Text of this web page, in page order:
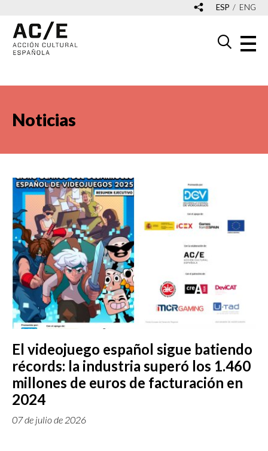
ESP ENG
Noticias
El videojuego español sigue batiendo
récords: la industria superó los 1.460
millones de euros de facturación en
2024
07 de julio de 2026